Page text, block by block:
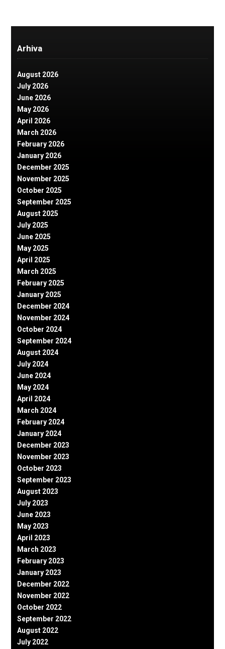
Arhiva
August 2026
July 2026
June 2026
May 2026
April 2026
March 2026
February 2026
January 2026
December 2025
November 2025
October 2025
September 2025
August 2025
July 2025
June 2025
May 2025
April 2025
March 2025
February 2025
January 2025
December 2024
November 2024
October 2024
September 2024
August 2024
July 2024
June 2024
May 2024
April 2024
March 2024
February 2024
January 2024
December 2023
November 2023
October 2023
September 2023
August 2023
July 2023
June 2023
May 2023
April 2023
March 2023
February 2023
January 2023
December 2022
November 2022
October 2022
September 2022
August 2022
July 2022